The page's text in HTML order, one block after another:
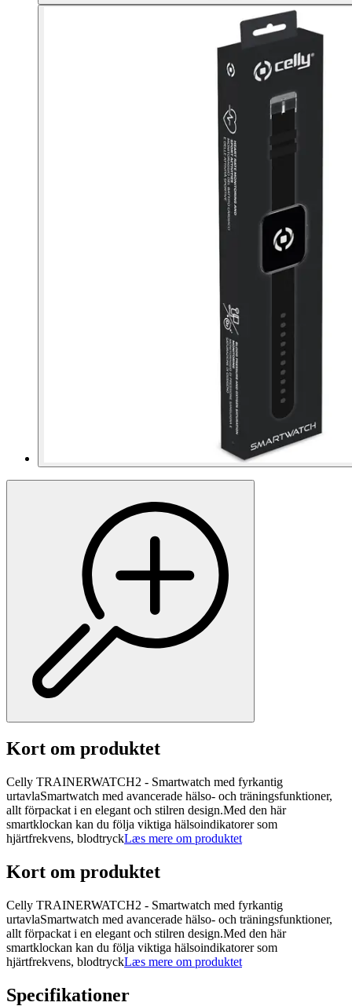
Kort om produktet
Celly TRAINERWATCH2 - Smartwatch med fyrkantig
urtavlaSmartwatch med avancerade hälso- och träningsfunktioner,
allt förpackat i en elegant och stilren design.Med den här
smartklockan kan du följa viktiga hälsoindikatorer som
hjärtfrekvens, blodtryckLæs mere om produktet
Kort om produktet
Celly TRAINERWATCH2 - Smartwatch med fyrkantig
urtavlaSmartwatch med avancerade hälso- och träningsfunktioner,
allt förpackat i en elegant och stilren design.Med den här
smartklockan kan du följa viktiga hälsoindikatorer som
hjärtfrekvens, blodtryckLæs mere om produktet
Specifikationer